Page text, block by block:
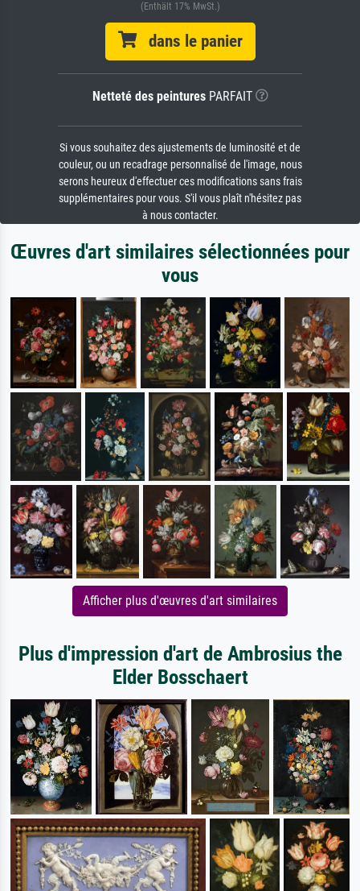
(Enthält 17% MwSt.)
dans le panier
Netteté des peinturesPARFAIT
Si vous souhaitez des ajustements de luminosité et de
couleur, ou un recadrage personnalisé de l'image, nous
serons heureux d'effectuer ces modifications sans frais
supplémentaires pour vous. S'il vous plaît n'hésitez pas
à nous contacter.
Œuvres d'art similaires sélectionnées pour
vous
Afficher plus d'œuvres d'art similaires
Plus d'impression d'art de Ambrosius the
Elder Bosschaert